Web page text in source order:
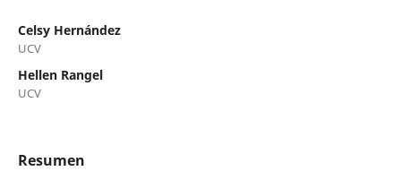
Celsy Hernández
UCV
Hellen Rangel
UCV
Resumen